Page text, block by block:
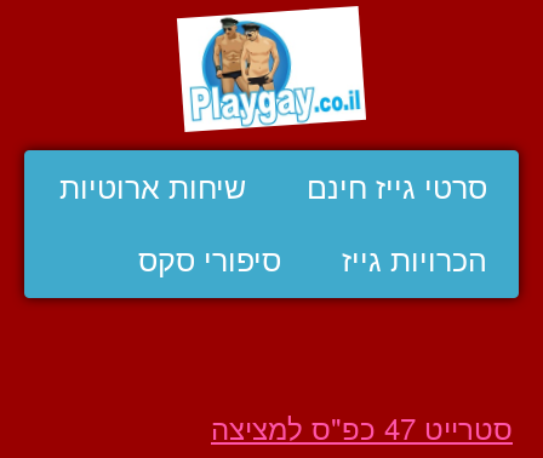
סרטי גייז חינם שיחות ארוטיות
הכרויות גייז סיפורי סקס
סטרייט 47 כפ"ס למציצה